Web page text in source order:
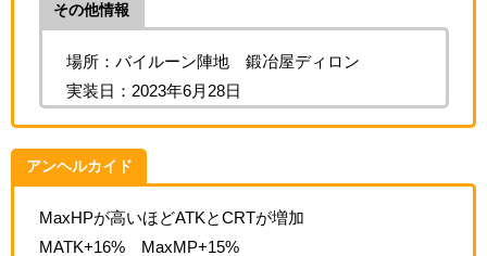
その他情報
場所：バイルーン陣地 鍛冶屋ディロン
実装日：2023年6月28日
アンヘルカイド
MaxHPが高いほどATKとCRTが増加
MATK+16% MaxMP+15%